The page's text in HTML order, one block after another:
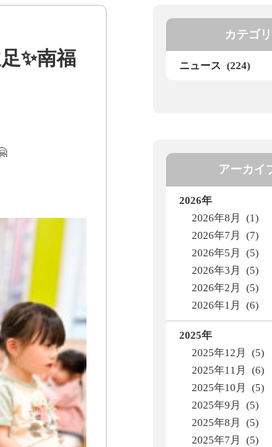
✨南福
カテゴリ
ニュース (224)
アーカイ
2026年
2026年8月 (1)
2026年7月 (7)
2026年5月 (5)
2026年3月 (5)
2026年2月 (5)
2026年1月 (6)
2025年
2025年12月 (5)
2025年11月 (6)
2025年10月 (5)
2025年9月 (5)
2025年8月 (5)
2025年7月 (5)